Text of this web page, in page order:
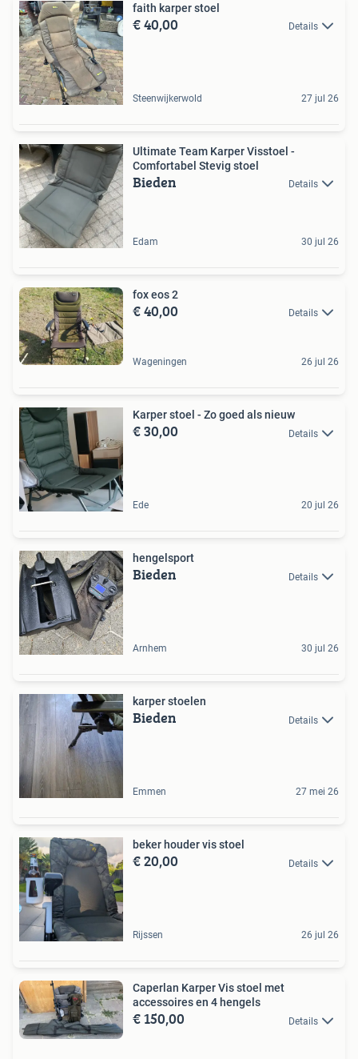
faith karper stoel
€ 40,00 Details
Steenwijkerwold 27 jul 26
Ultimate Team Karper Visstoel -
Comfortabel Stevig stoel
Bieden Details
Edam 30 jul 26
fox eos 2
€ 40,00 Details
Wageningen 26 jul 26
Karper stoel - Zo goed als nieuw
€ 30,00 Details
Ede 20 jul 26
hengelsport
Bieden Details
Arnhem 30 jul 26
karper stoelen
Bieden Details
Emmen 27 mei 26
beker houder vis stoel
€ 20,00 Details
Rijssen 26 jul 26
Caperlan Karper Vis stoel met
accessoires en 4 hengels
€ 150,00 Details